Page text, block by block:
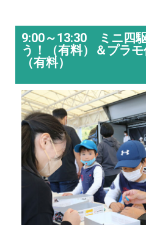
9:00～13:30 ミニ四
う！（有料）＆プラ
（有料）